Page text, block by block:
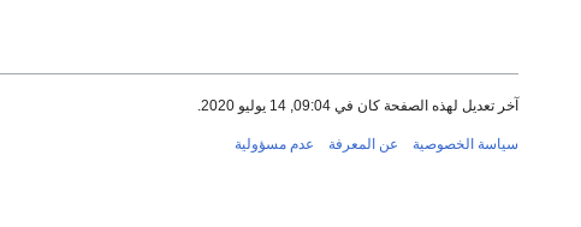
آخر تعديل لهذه الصفحة كان في 09:04, 14 يوليو 2020.
سياسة الخصوصية عن المعرفة عدم مسؤولية